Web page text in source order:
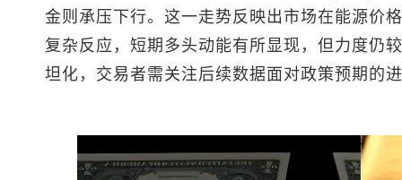
金则承压下行。这一走势反映出市场在能源价
复杂反应，短期多头动能有所显现，但力度仍
坦化，交易者需关注后续数据面对政策预期的